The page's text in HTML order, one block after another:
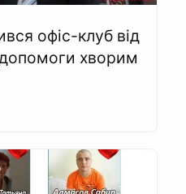
офіс-клуб від
хворим